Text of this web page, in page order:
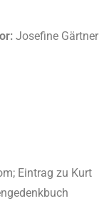
Josefine Gärtner
Eintrag zu Kurt